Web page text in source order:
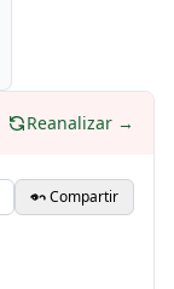
Reanalizar →
Compartir